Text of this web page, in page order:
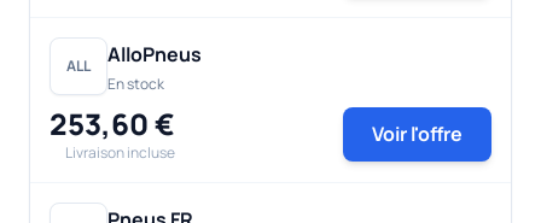
ALL AlloPneus
En stock
253,60 €
Livraison incluse
Voir l'offre